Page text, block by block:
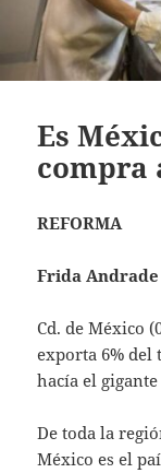
Es
compra
REFORMA
Frida
Cd. de México
exporta 6% del
hacía el
De toda la
México es el